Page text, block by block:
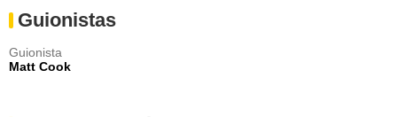
Guionistas
Guionista
Matt Cook